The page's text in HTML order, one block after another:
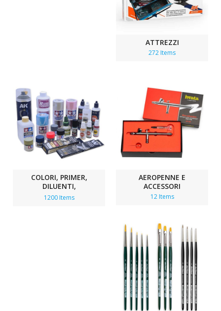
ATTREZZI
272 Items
COLORI, PRIMER,
DILUENTI,
INVECCHIAMENTI
1200 Items
AEROPENNE E
ACCESSORI
12 Items